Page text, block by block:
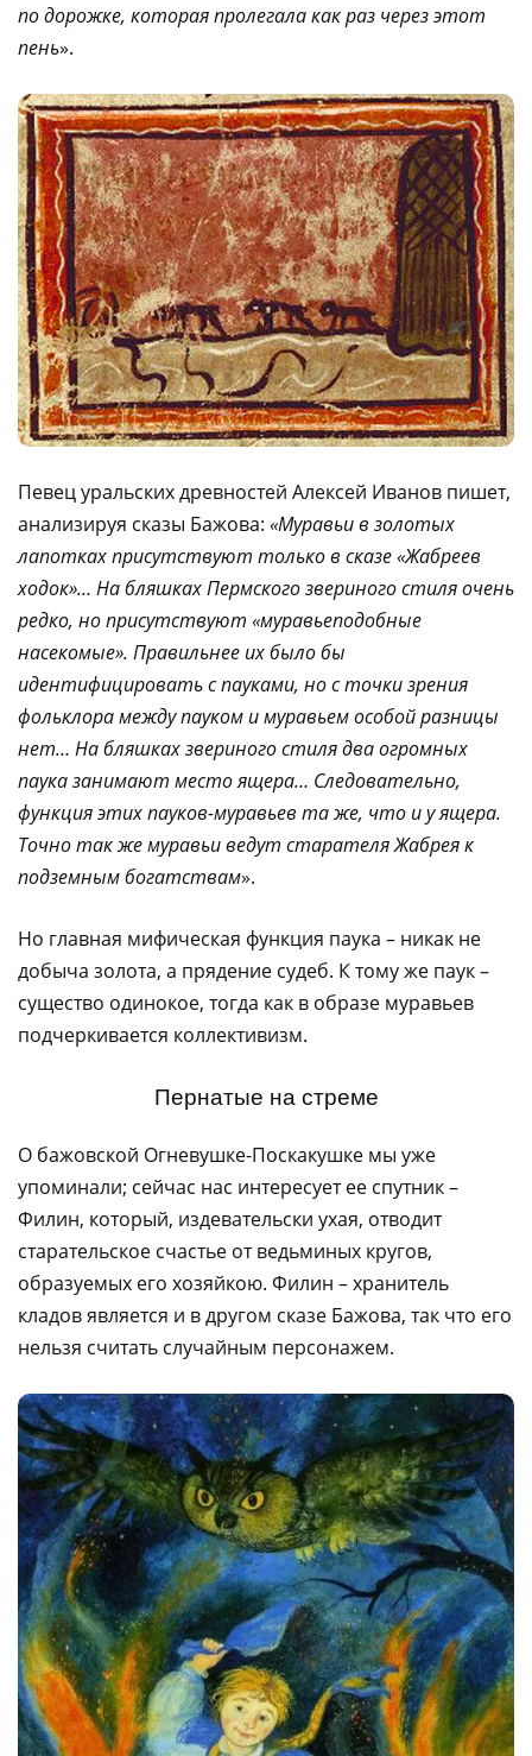
по доpожке, котоpая пpолегала как pаз чеpез этот
пень».
Певец уральских древностей Алексей Иванов пишет,
анализируя сказы Бажова: «Муравьи в золотых
лапотках присутствуют только в сказе «Жабреев
ходок»… На бляшках Пермского звериного стиля очень
редко, но присутствуют «муравьеподобные
насекомые». Правильнее их было бы
идентифицировать с пауками, но с точки зрения
фольклора между пауком и муравьем особой разницы
нет… На бляшках звериного стиля два огромных
паука занимают место ящера… Следовательно,
функция этих пауков-муравьев та же, что и у ящера.
Точно так же муравьи ведут старателя Жабрея к
подземным богатствам».
Но главная мифическая функция паука – никак не
добыча золота, а прядение судеб. К тому же паук –
существо одинокое, тогда как в образе муравьев
подчеркивается коллективизм.
Пернатые на стреме
О бажовской Огневушке-Поскакушке мы уже
упоминали; сейчас нас интересует ее спутник –
Филин, который, издевательски ухая, отводит
старательское счастье от ведьминых кругов,
образуемых его хозяйкою. Филин – хранитель
кладов является и в другом сказе Бажова, так что его
нельзя считать случайным персонажем.